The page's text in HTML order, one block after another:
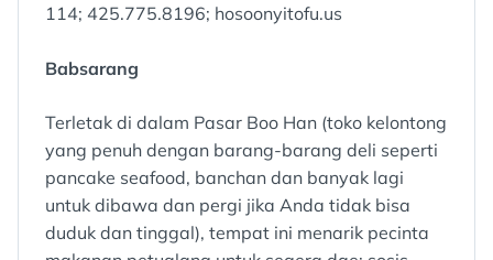
114; 425.775.8196; hosoonyitofu.us
Babsarang
Terletak di dalam Pasar Boo Han (toko kelontong
yang penuh dengan barang-barang deli seperti
pancake seafood, banchan dan banyak lagi
untuk dibawa dan pergi jika Anda tidak bisa
duduk dan tinggal), tempat ini menarik pecinta